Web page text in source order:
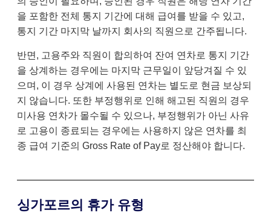
을 포함한 전체 통지 기간에 대해 급여를 받을 수 있고,
통지 기간 마지막 날까지 회사의 직원으로 간주됩니다.
반면, 고용주와 직원이 합의하여 잔여 연차로 통지 기간
을 상계하는 경우에는 마지막 근무일이 앞당겨질 수 있
으며, 이 경우 상계에 사용된 연차는 별도로 현금 보상되
지 않습니다. 또한 부정행위로 인해 해고된 직원의 경우
미사용 연차가 몰수될 수 있으나, 부정행위가 아닌 사유
로 고용이 종료되는 경우에는 사용하지 않은 연차를 최
종 급여 기준의 Gross Rate of Pay로 정산해야 합니다.
싱가포르의 휴가 유형